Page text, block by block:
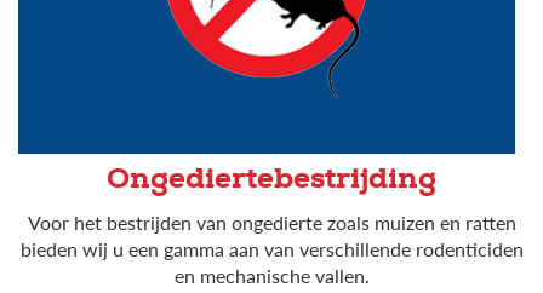
Ongediertebestrijding
Voor het bestrijden van ongedierte zoals muizen en ratten
bieden wij u een gamma aan van verschillende rodenticiden
en mechanische vallen.